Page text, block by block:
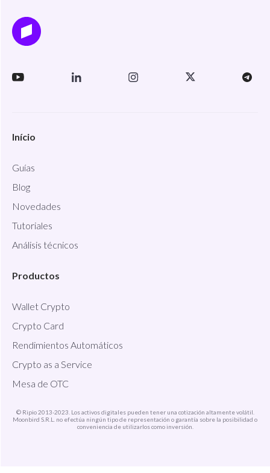
Início
Guías
Blog
Novedades
Tutoriales
Análisis técnicos
Productos
Wallet Crypto
Crypto Card
Rendimientos Automáticos
Crypto as a Service
Mesa de OTC
© Ripio 2013-2023. Los activos digitales pueden tener una cotización altamente volátil.
Moonbird S.R.L. no efectúa ningún tipo de representación o garantía sobre la posibilidad o
conveniencia de utilizarlos como inversión.